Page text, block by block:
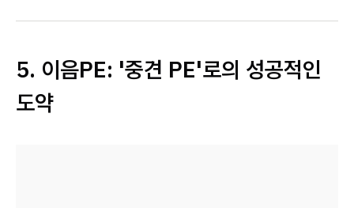
5. 이음PE: '중견 PE'로의 성공적인
도약